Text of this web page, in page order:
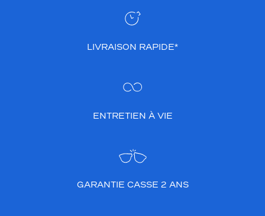
LIVRAISON RAPIDE*
ENTRETIEN À VIE
GARANTIE CASSE 2 ANS